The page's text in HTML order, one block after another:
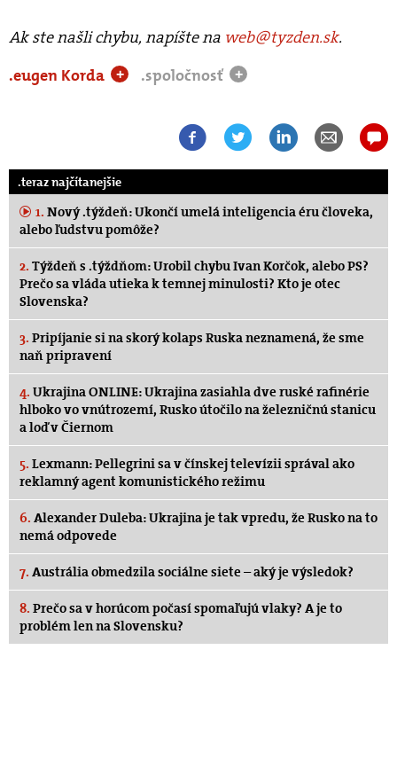
Ak ste našli chybu, napíšte na web@tyzden.sk.
.eugen Korda
+ .spoločnosť +
.teraz najčítanejšie
1. Nový .týždeň: Ukončí umelá inteligencia éru človeka,
alebo ľudstvu pomôže?
2. Týždeň s .týždňom: Urobil chybu Ivan Korčok, alebo PS?
Prečo sa vláda utieka k temnej minulosti? Kto je otec
Slovenska?
3. Pripíjanie si na skorý kolaps Ruska neznamená, že sme
naň pripravení
4. Ukrajina ONLINE: Ukrajina zasiahla dve ruské rafinérie
hlboko vo vnútrozemí, Rusko útočilo na železničnú stanicu
a loď v Čiernom
5. Lexmann: Pellegrini sa v čínskej televízii správal ako
reklamný agent komunistického režimu
6. Alexander Duleba: Ukrajina je tak vpredu, že Rusko na to
nemá odpovede
7. Austrália obmedzila sociálne siete – aký je výsledok?
8. Prečo sa v horúcom počasí spomaľujú vlaky? A je to
problém len na Slovensku?